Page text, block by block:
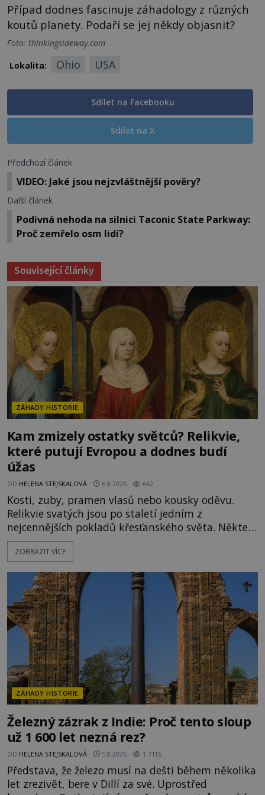
Případ dodnes fascinuje záhadology z různých
koutů planety. Podaří se jej někdy objasnit?
Foto: thinkingsideway.com
Lokalita:
Ohio USA
Sdílet na Facebooku
Sdílet na X
Předchozí článek
VIDEO: Jaké jsou nejzvláštnější pověry?
Další článek
Podivná nehoda na silnici Taconic State Parkway:
Proč zemřelo osm lidí?
Související články
ZÁHADY HISTORIE
Kam zmizely ostatky světců? Relikvie,
které putují Evropou a dodnes budí
úžas
OD HELENA STEJSKALOVÁ 6.8.2026 642
Kosti, zuby, pramen vlasů nebo kousky oděvu.
Relikvie svatých jsou po staletí jedním z
nejcennějších pokladů křesťanského světa. Některé
mají pečlivě doloženou historii, jiné provází
záhady, krádeže i nečekané objevy. Jejich osudy
o skutečné historické události. Ve středověké
Evropě mají relikvie mimořádnou hodnotu. Nejsou
jen předmětem úcty
ZOBRAZIT VÍCE
ZÁHADY HISTORIE
Železný zázrak z Indie: Proč tento sloup
už 1 600 let nezná rez?
OD HELENA STEJSKALOVÁ 5.8.2026 1.7TIS
Představa, že železo musí na dešti během několika
let zrezivět, bere v Dillí za své. Uprostřed